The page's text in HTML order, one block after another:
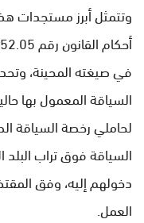
وتتمثل أبرز مستجدات
في صيغته المحينة،
السياقة المعمول بها
لحاملي رخصة السياقة
السياقة فوق تراب البلد
دخولهم إليه، وفق
العمل.